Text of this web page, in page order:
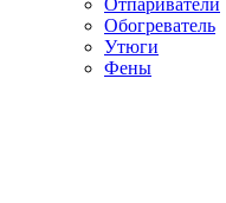
Отпариватели
Обогреватель
Утюги
Фены